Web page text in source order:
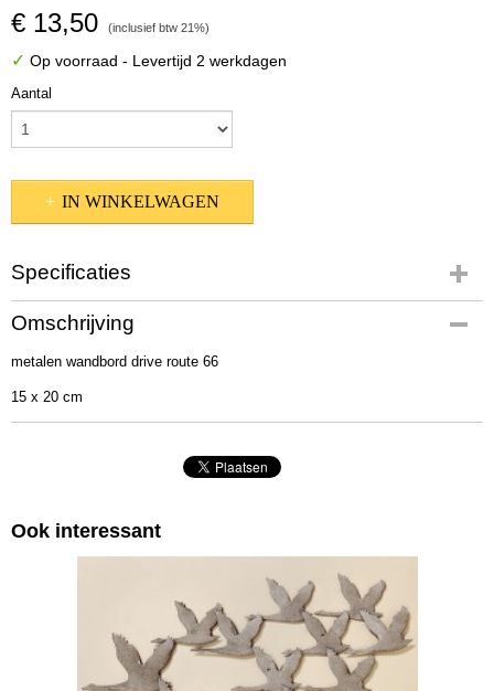
€ 13,50 (inclusief btw 21%)
✓ Op voorraad - Levertijd 2 werkdagen
Aantal
IN WINKELWAGEN
Specificaties
Productcode
26119
EAN code
Omschrijving
metalen wandbord drive route 66
15 x 20 cm
Ook interessant